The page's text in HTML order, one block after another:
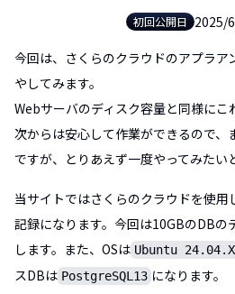
初回公開日 2025/
今回は、さくらのクラウドのアプラア
やしてみます。
Webサーバのディスク容量と同様にこ
次からは安心して作業ができるので、
ですが、とりあえず一度やってみたい
当サイトではさくらのクラウドを使用
記録になります。今回は10GBのDBの
します。また、OSは Ubuntu
スDBは PostgreSQL13 になります。